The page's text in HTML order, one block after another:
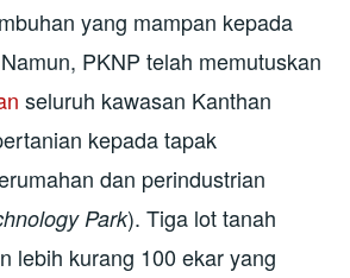
yang mampan kepada
PKNP telah memutuskan
seluruh kawasan Kanthan
kepada tapak
dan perindustrian
Park). Tiga lot tanah
lebih kurang 100 ekar yang